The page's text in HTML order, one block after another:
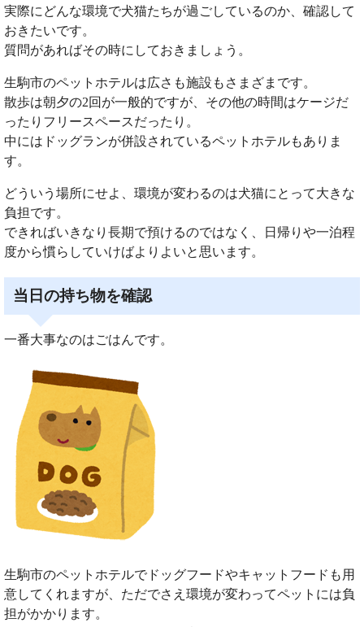
実際にどんな環境で犬猫たちが過ごしているのか、確認して
おきたいです。
質問があればその時にしておきましょう。
生駒市のペットホテルは広さも施設もさまざまです。
散歩は朝夕の2回が一般的ですが、その他の時間はケージだ
ったりフリースペースだったり。
中にはドッグランが併設されているペットホテルもありま
す。
どういう場所にせよ、環境が変わるのは犬猫にとって大きな
負担です。
できればいきなり長期で預けるのではなく、日帰りや一泊程
度から慣らしていけばよりよいと思います。
当日の持ち物を確認
一番大事なのはごはんです。
生駒市のペットホテルでドッグフードやキャットフードも用
意してくれますが、ただでさえ環境が変わってペットには負
担がかかります。